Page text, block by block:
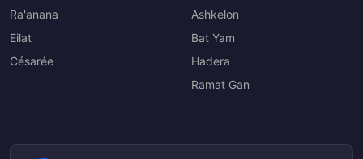
Ra'anana
Eilat
Césarée
Ashkelon
Bat Yam
Hadera
Ramat Gan